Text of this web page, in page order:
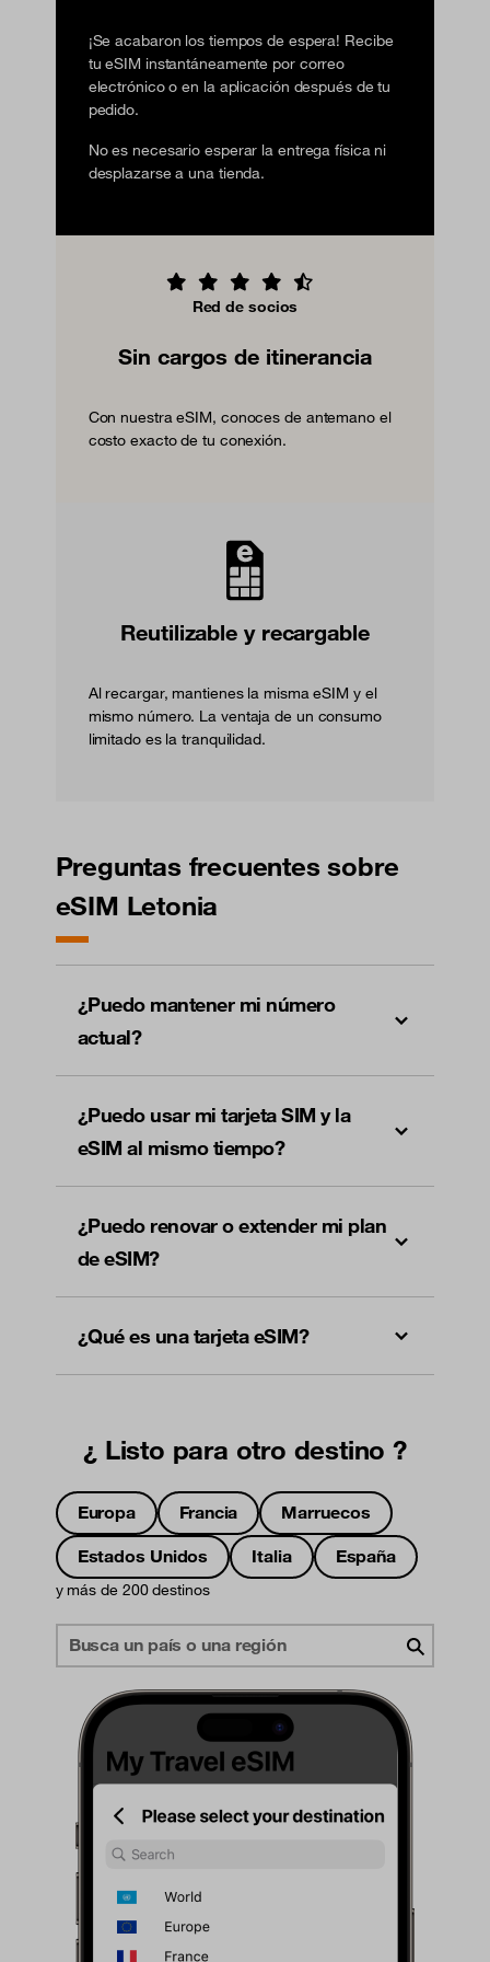
¡Se acabaron los tiempos de espera! Recibe
tu eSIM instantáneamente por correo
electrónico o en la aplicación después de tu
pedido.
No es necesario esperar la entrega física ni
desplazarse a una tienda.
Red de socios
Sin cargos de itinerancia
Con nuestra eSIM, conoces de antemano el
costo exacto de tu conexión.
Reutilizable y recargable
Al recargar, mantienes la misma eSIM y el
mismo número. La ventaja de un consumo
limitado es la tranquilidad.
Preguntas frecuentes sobre
eSIM Letonia
¿Puedo mantener mi número
actual?
¿Puedo usar mi tarjeta SIM y la
eSIM al mismo tiempo?
¿Puedo renovar o extender mi plan
de eSIM?
¿Qué es una tarjeta eSIM?
¿ Listo para otro destino ?
Europa Francia
Marruecos
Estados Unidos
Italia España
y más de 200 destinos